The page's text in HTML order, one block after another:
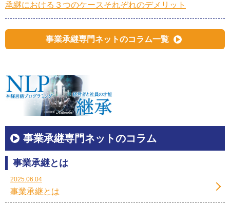
承継における３つのケースそれぞれのデメリット
事業承継専門ネットのコラム一覧
事業承継専門ネットのコラム
事業承継とは
2025.06.04
事業承継とは